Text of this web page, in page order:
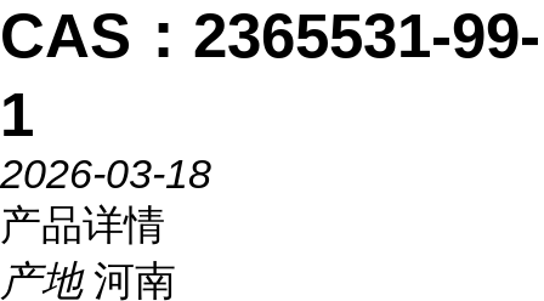
CAS：2365531-99-
1
2026-03-18
产品详情
产地 河南